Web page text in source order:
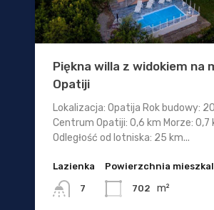
Piękna willa z widokiem na
Opatiji
Lokalizacja: Opatija Rok budowy:
Centrum Opatiji: 0,6 km Morze: 0,7
Odległość od lotniska: 25 km...
Lazienka
7
Powierzchnia
702 m²